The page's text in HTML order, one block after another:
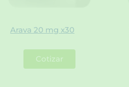
Arava 20 mg x30
Cotizar